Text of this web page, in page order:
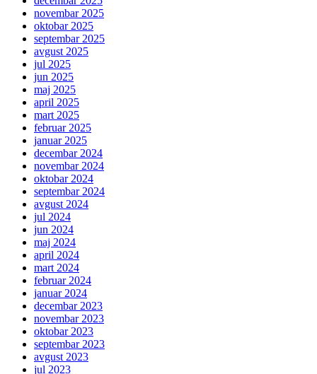
novembar 2025
oktobar 2025
septembar 2025
avgust 2025
jul 2025
jun 2025
maj 2025
april 2025
mart 2025
februar 2025
januar 2025
decembar 2024
novembar 2024
oktobar 2024
septembar 2024
avgust 2024
jul 2024
jun 2024
maj 2024
april 2024
mart 2024
februar 2024
januar 2024
decembar 2023
novembar 2023
oktobar 2023
septembar 2023
avgust 2023
jul 2023